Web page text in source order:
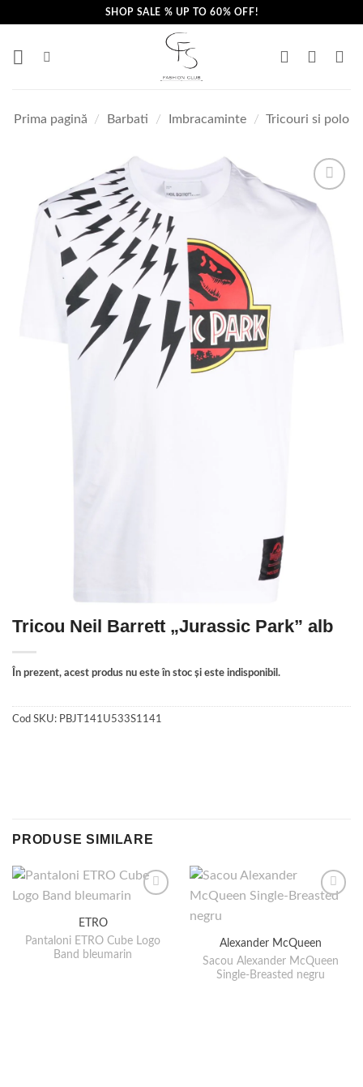
content
SHOP SALE % UP TO 60% OFF!
Prima pagină / Barbati / Imbracaminte / Tricouri si polo
Tricou Neil Barrett „Jurassic Park” alb
În prezent, acest produs nu este în stoc și este indisponibil.
Cod SKU: PBJT141U533S1141
PRODUSE SIMILARE
ETRO
Pantaloni ETRO Cube Logo
Band bleumarin
Alexander McQueen
Sacou Alexander McQueen
Single-Breasted negru